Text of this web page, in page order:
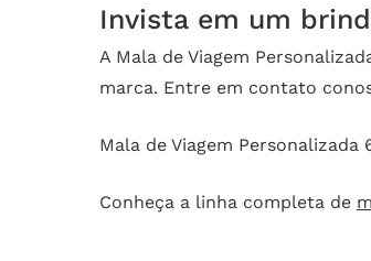
Invista em um
A Mala de Viagem
marca. Entre em contato
Mala de Viagem Personalizada
Conheça a linha completa de